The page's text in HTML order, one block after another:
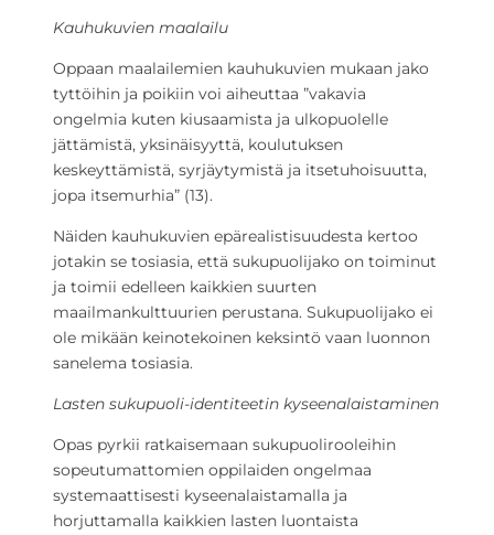
Kauhukuvien maalailu
Oppaan maalailemien kauhukuvien mukaan jako
tyttöihin ja poikiin voi aiheuttaa ”vakavia
ongelmia kuten kiusaamista ja ulkopuolelle
jättämistä, yksinäisyyttä, koulutuksen
keskeyttämistä, syrjäytymistä ja itsetuhoisuutta,
jopa itsemurhia” (13).
Näiden kauhukuvien epärealistisuudesta kertoo
jotakin se tosiasia, että sukupuolijako on toiminut
ja toimii edelleen kaikkien suurten
maailmankulttuurien perustana. Sukupuolijako ei
ole mikään keinotekoinen keksintö vaan luonnon
sanelema tosiasia.
Lasten sukupuoli-identiteetin kyseenalaistaminen
Opas pyrkii ratkaisemaan sukupuolirooleihin
sopeutumattomien oppilaiden ongelmaa
systemaattisesti kyseenalaistamalla ja
horjuttamalla kaikkien lasten luontaista